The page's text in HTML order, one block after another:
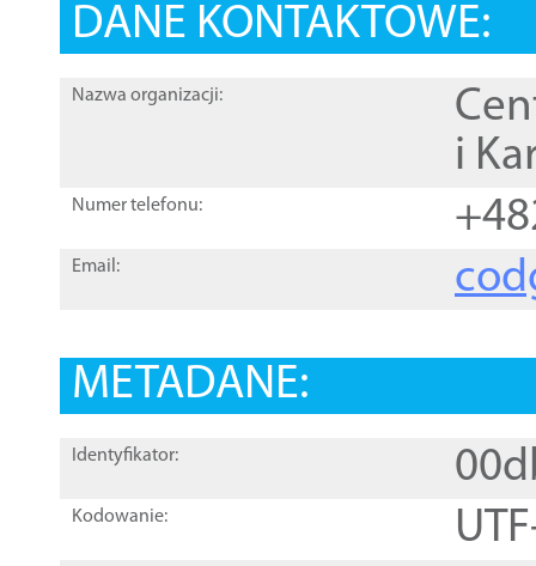
DANE KONTAKTOWE:
Nazwa organizacji:
i
Numer telefonu:
Email:
METADANE:
Identyfikator:
Kodowanie: